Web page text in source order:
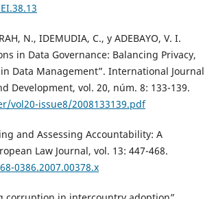
N., IDEMUDIA, C., y ADEBAYO, V. I.
in Data Governance: Balancing Privacy,
Data Management”. International Journal
Development, vol. 20, núm. 8: 133-139.
vol20-issue8/2008133139.pdf
and Assessing Accountability: A
Law Journal, vol. 13: 447-468.
0386.2007.00378.x